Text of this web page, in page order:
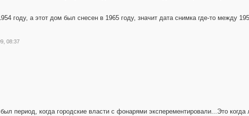
году, а этот дом был снесен в 1965 году, значит дата снимка где-то между
08:37
период, когда городские власти с фонарями эксперементировали...Это